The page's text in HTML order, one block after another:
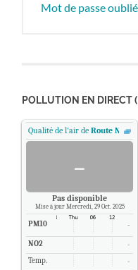
Mot de passe oublié
POLLUTION EN DIRECT
Qualité de l'air deRoute
-
Pas disponible
Mise à jour Mercredi, 29 Oct. 2025
PM10 -
NO2 -
Temp. -